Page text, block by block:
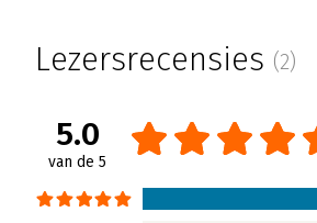
Lezersrecensies (2)
5.0
van de 5